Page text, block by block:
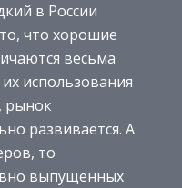
в России
что хорошие
весьма
использования
рынок
развивается. А
то
выпущенных